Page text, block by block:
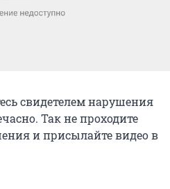
свидетелем нарушения
Так не проходите
и присылайте видео в